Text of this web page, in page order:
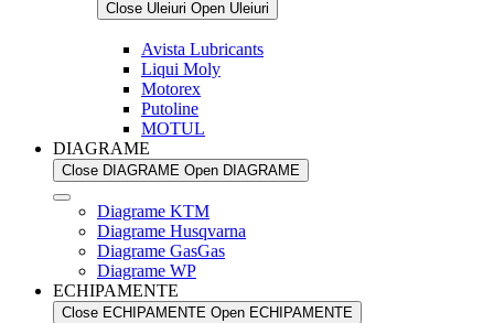
Close Uleiuri Open Uleiuri
Avista Lubricants
Liqui Moly
Motorex
Putoline
MOTUL
DIAGRAME
Close DIAGRAME Open DIAGRAME
Diagrame KTM
Diagrame Husqvarna
Diagrame GasGas
Diagrame WP
ECHIPAMENTE
Close ECHIPAMENTE Open ECHIPAMENTE